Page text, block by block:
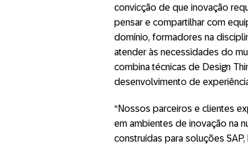
convicção de que inovação
pensar e compartilhar com
domínio, formadores na
atender às necessidades do
combina técnicas de Design
desenvolvimento de
“Nossos parceiros e clientes
em ambientes de inovação na
construídas para soluções